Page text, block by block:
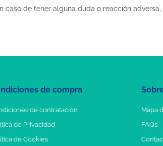
de tener alguna duda o reacción
de compra
de contratación
de Privacidad
de Cookies
Mapa
FAQs